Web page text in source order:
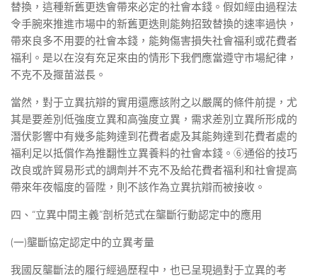
替換，這種新舊更迭會帶來必定的社會本錢。假如經由過程法
令手腕來推進市場中的新舊更迭則能夠招致替換的速率過快，
帶來良多不用要的社會本錢，能夠傷害損失社會福利或花費者
福利。是以在沒有充足來由的情形下我們應當遵守市場紀律，
不克不及揠苗滋長。
當然，對于立異抗辯的實用還應該附之以嚴厲的條件前提，尤
其是要差別低強度立異和高強度立異，需求差別立異所形成的
潛伏影響中有幾多能夠達到花費者處及其能夠達到花費者處的
福利足以抵償作為推翻性立異養料的社會本錢。⑥通俗的技巧
改良或許貿易形式的調劑并不克不及給花費者福利和社會提高
帶來年夜幅度的晉陞，則不該作為立異抗辯而被接收。
四、“立異中間主義”剖析范式在壟斷行動認定中的應用
(一)壟斷協定認定中的立異考量
我國反壟斷法的履行經過歷程中，也已呈現過對于立異的考